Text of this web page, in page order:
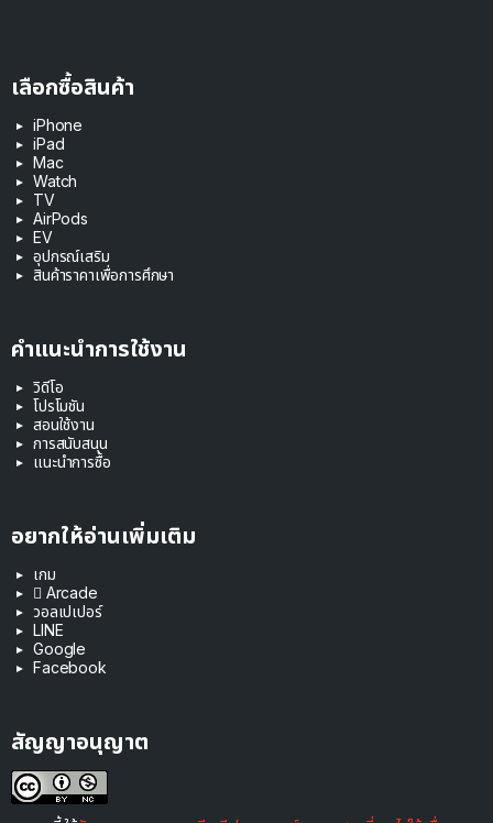
เลือกซื้อสินค้า
iPhone
iPad
Mac
Watch
TV
AirPods
EV
อุปกรณ์เสริม
สินค้าราคาเพื่อการศึกษา
คำแนะนำการใช้งาน
วิดีโอ
โปรโมชัน
สอนใช้งาน
การสนับสนุน
แนะนำการซื้อ
อยากให้อ่านเพิ่มเติม
เกม
 Arcade
วอลเปเปอร์
LINE
Google
Facebook
สัญญาอนุญาต